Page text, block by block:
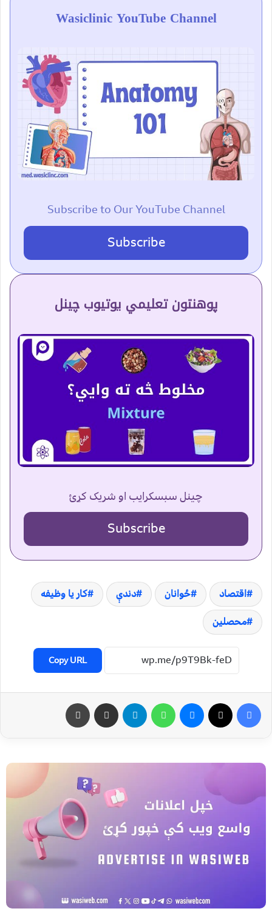
Wasiclinic YouTube Channel
Subscribe to Our YouTube Channel
Subscribe
پوهنتون تعلیمي یوتیوب چینل
چینل سبسکرایب او شریک کړئ
Subscribe
اقتصاد ځوانان دندې
کار یا وظیفه
محصلین
Copy URL